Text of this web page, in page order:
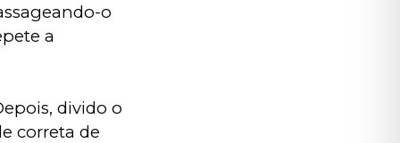
o
a
divido o
correta de